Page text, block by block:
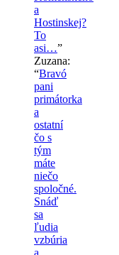
a
Hostinskej?
To
asi…”
Zuzana:
“Bravó
pani
primátorka
a
ostatní
čo s
tým
máte
niečo
spoločné.
Snáď
sa
ľudia
vzbúria
a